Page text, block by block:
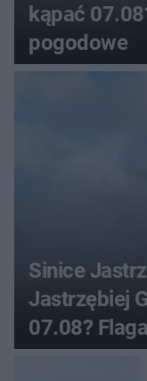
kąpać
pogodowe
Sinice
Jastrzębiej
07.08?